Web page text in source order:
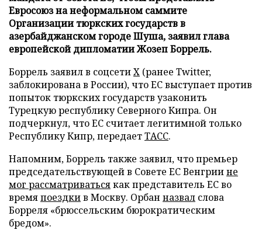
Евросоюз на неформальном саммите
Организации тюркских государств в
азербайджанском городе Шуша, заявил глава
европейской дипломатии Жозеп Боррель.
Боррель заявил в соцсетиX (ранее Twitter,
заблокирована в России), что ЕС выступает против
попыток тюркских государств узаконить
Турецкую республику Северного Кипра. Он
подчеркнул, что ЕС считает легитимной только
Республику Кипр, передаетТАСС.
Напомним, Боррель также заявил, что премьер
председательствующей в Совете ЕС Венгриине
мог рассматриватьсякак представитель ЕС во
времяпоездкив Москву. Орбан назвал слова
Борреля «брюссельским бюрократическим
бредом».